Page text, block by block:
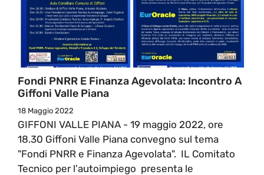
Fondi PNRR E Finanza Agevolata: Incontro A
Giffoni Valle Piana
18 Maggio 2022
GIFFONI VALLE PIANA - 19 maggio 2022, ore
18.30 Giffoni Valle Piana convegno sul tema
"Fondi PNRR e Finanza Agevolata". IL Comitato
Tecnico per l'autoimpiego presenta le